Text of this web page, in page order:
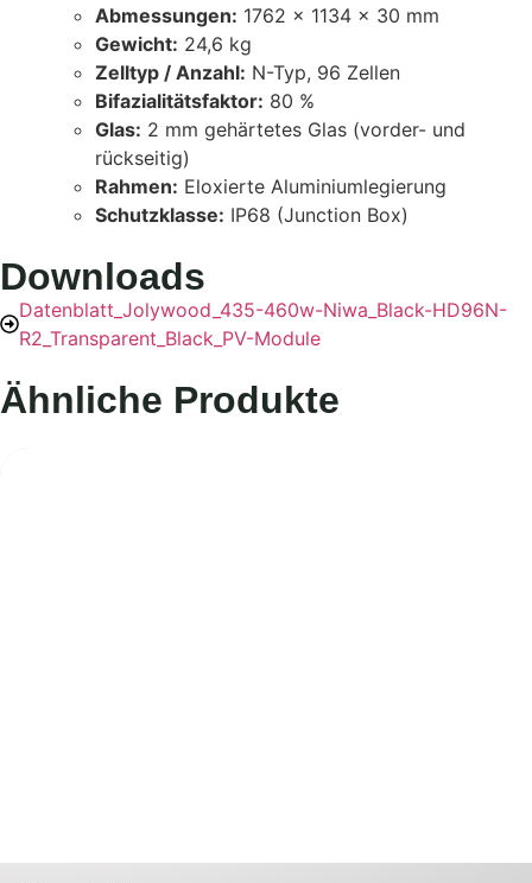
Abmessungen: 1762 × 1134 × 30 mm
Gewicht: 24,6 kg
Zelltyp / Anzahl: N-Typ, 96 Zellen
Bifazialitätsfaktor: 80 %
Glas: 2 mm gehärtetes Glas (vorder- und
rückseitig)
Rahmen: Eloxierte Aluminiumlegierung
Schutzklasse: IP68 (Junction Box)
Downloads
Datenblatt_Jolywood_435-460w-Niwa_Black-HD96N-
R2_Transparent_Black_PV-Module
Ähnliche Produkte